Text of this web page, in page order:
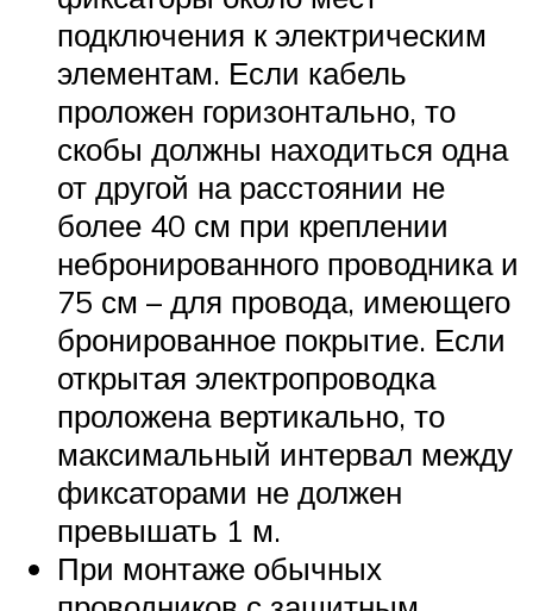
подключения к электрическим
элементам. Если кабель
проложен горизонтально, то
скобы должны находиться одна
от другой на расстоянии не
более 40 см при креплении
небронированного проводника и
75 см – для провода, имеющего
бронированное покрытие. Если
открытая электропроводка
проложена вертикально, то
максимальный интервал между
фиксаторами не должен
превышать 1 м.
При монтаже обычных